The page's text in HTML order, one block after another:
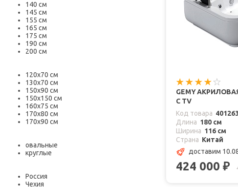
140 см
145 см
155 см
165 см
175 см
190 см
200 см
120х70 см
130х70 см
150х90 см
150х150 см
160х75 см
170х80 см
170х90 см
овальные
круглые
Россия
Чехия
GEMY
С TV
Код товара 401263
Длина 180 см
Ширина 116 см
Страна Китай
доставим
424 000 ₽